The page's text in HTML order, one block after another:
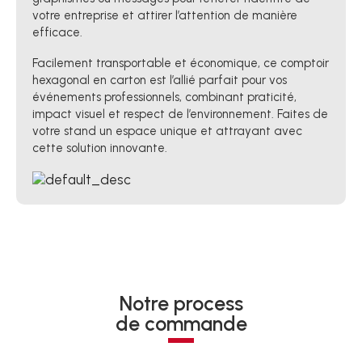
votre entreprise et attirer l’attention de manière
efficace.
Facilement transportable et économique, ce comptoir
hexagonal en carton est l’allié parfait pour vos
événements professionnels, combinant praticité,
impact visuel et respect de l’environnement. Faites de
votre stand un espace unique et attrayant avec
cette solution innovante.
Notre process
de commande